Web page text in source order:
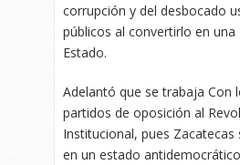
corrupción y del desbocado
públicos al convertirlo en una
Estado.
Adelantó que se trabaja Con
partidos de oposición al
Institucional, pues Zacatecas
en un estado